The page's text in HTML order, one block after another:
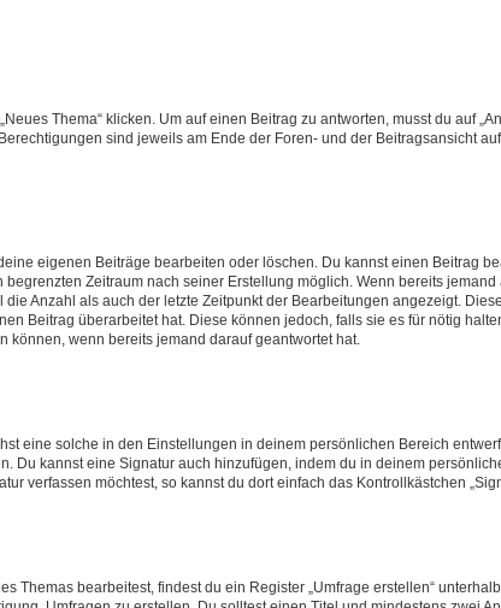
Thema“ klicken. Um auf einen Beitrag zu antworten, musst du auf
sind jeweils am Ende der Foren- und der Beitragsansicht
eigenen Beiträge bearbeiten oder löschen. Du kannst einen Beitrag
Zeitraum nach seiner Erstellung möglich. Wenn bereits
Anzahl als auch der letzte Zeitpunkt der Bearbeitungen angezeigt.
Beitrag überarbeitet hat. Diese können jedoch, falls sie es für nötig
können, wenn bereits jemand darauf geantwortet hat.
eine solche in den Einstellungen in deinem persönlichen Bereich
Du kannst eine Signatur auch hinzufügen, indem du in deinem
verfassen möchtest, so kannst du dort einfach das Kontrollkästchen
Themas bearbeitest, findest du ein Register „Umfrage erstellen“